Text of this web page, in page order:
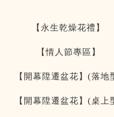
【永生乾燥花禮】
【情人節專區】
【開幕陞遷盆花】(落地
【開幕陞遷盆花】(桌上